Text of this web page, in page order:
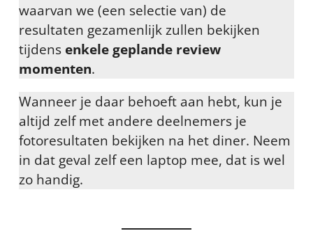
waarvan we (een selectie van) de
resultaten gezamenlijk zullen bekijken
tijdens enkele geplande review
momenten.
Wanneer je daar behoeft aan hebt, kun je
altijd zelf met andere deelnemers je
fotoresultaten bekijken na het diner. Neem
in dat geval zelf een laptop mee, dat is wel
zo handig.